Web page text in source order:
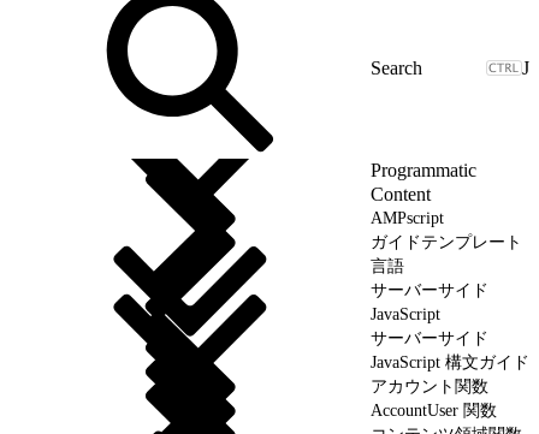
J
Programmatic
Content
AMPscript
ガイドテンプレート
言語
サーバーサイド
JavaScript
サーバーサイド
JavaScript 構文ガイド
アカウント関数
AccountUser 関数